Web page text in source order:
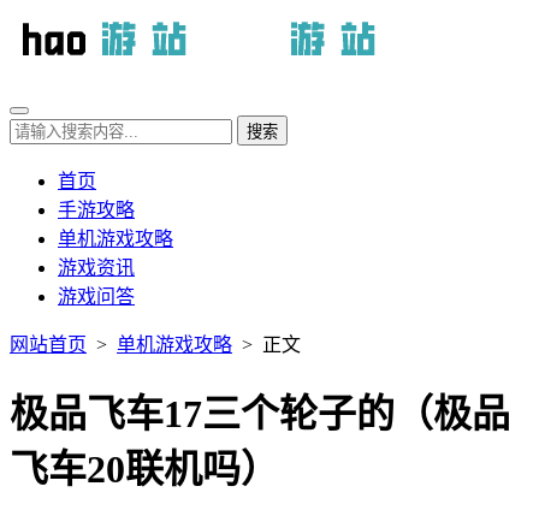
首页
手游攻略
单机游戏攻略
游戏资讯
游戏问答
网站首页 > 单机游戏攻略 > 正文
极品飞车17三个轮子的（极品
飞车20联机吗）